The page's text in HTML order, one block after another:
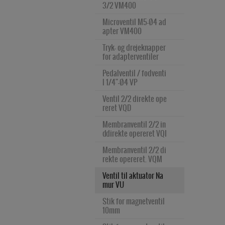
3/2 VM400
Microventil M5-Ø4 ad
apter VM400
Tryk- og drejeknapper
for adapterventiler
Pedalventil / fodventi
l 1/4"-Ø4 VP
Ventil 2/2 direkte ope
reret VQD
Membranventil 2/2 in
ddirekte opereret VQI
Membranventil 2/2 di
rekte opereret. VQM
Ventil til aktuator Na
mur VU
Stik for magnetventil
10mm